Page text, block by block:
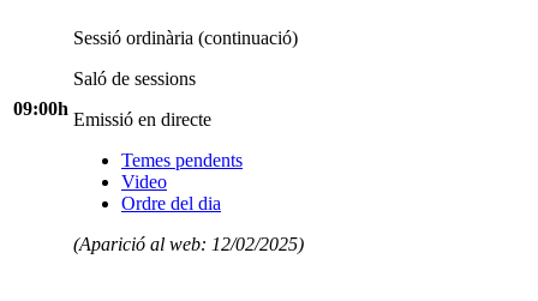
09:00h
Sessió ordinària (continuació)
Saló de sessions
Emissió en directe
Temes pendents
Video
Ordre del dia
(Aparició al web: 12/02/2025)